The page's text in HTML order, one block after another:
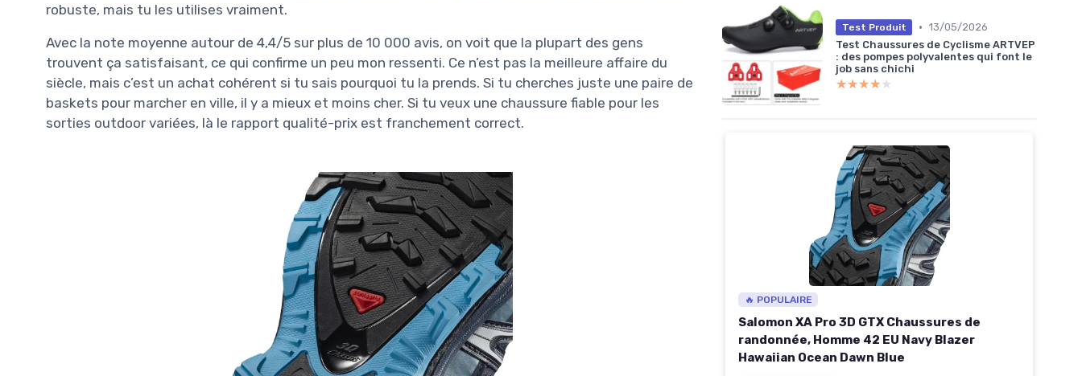
robuste, mais tu les utilises vraiment.
Avec la note moyenne autour de 4,4/5 sur plus de 10 000 avis, on voit que la plupart des gens
trouvent ça satisfaisant, ce qui confirme un peu mon ressenti. Ce n’est pas la meilleure affaire du
siècle, mais c’est un achat cohérent si tu sais pourquoi tu la prends. Si tu cherches juste une paire de
baskets pour marcher en ville, il y a mieux et moins cher. Si tu veux une chaussure fiable pour les
sorties outdoor variées, là le rapport qualité-prix est franchement correct.
Test Produit • 13/05/2026
Test Chaussures de Cyclisme ARTVEP
: des pompes polyvalentes qui font le
job sans chichi
★★★★★
★★★★★
🔥 POPULAIRE
Salomon XA Pro 3D GTX Chaussures de
randonnée, Homme 42 EU Navy Blazer
Hawaiian Ocean Dawn Blue